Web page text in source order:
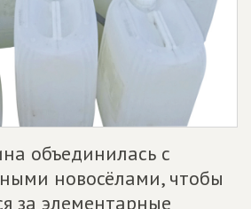
объединилась с
новосёлами, чтобы
за элементарные